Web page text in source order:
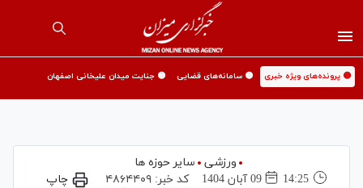
🟡 پرونده‌های ویژه خبری 🟡 سامانه‌های قضایی 🟡 جنایت میدان علیخانی اصفهان
ورزشی
سایر حوزه ها
14:25
09 آبان 1404 کد خبر: ۴۸۶۴۴۰۹ چاپ